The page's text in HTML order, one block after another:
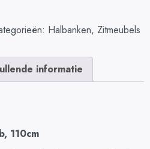
Halbanken, Zitmeubels
informatie
110cm